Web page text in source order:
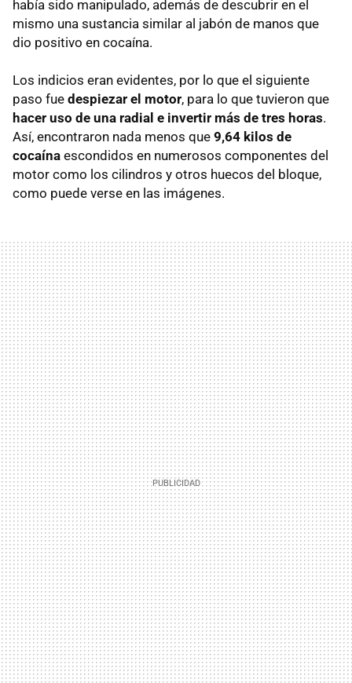
había sido manipulado, además de descubrir en el
mismo una sustancia similar al jabón de manos que
dio positivo en cocaína.
Los indicios eran evidentes, por lo que el siguiente
paso fue despiezar el motor, para lo que tuvieron que
hacer uso de una radial e invertir más de tres horas.
Así, encontraron nada menos que 9,64 kilos de
cocaína escondidos en numerosos componentes del
motor como los cilindros y otros huecos del bloque,
como puede verse en las imágenes.